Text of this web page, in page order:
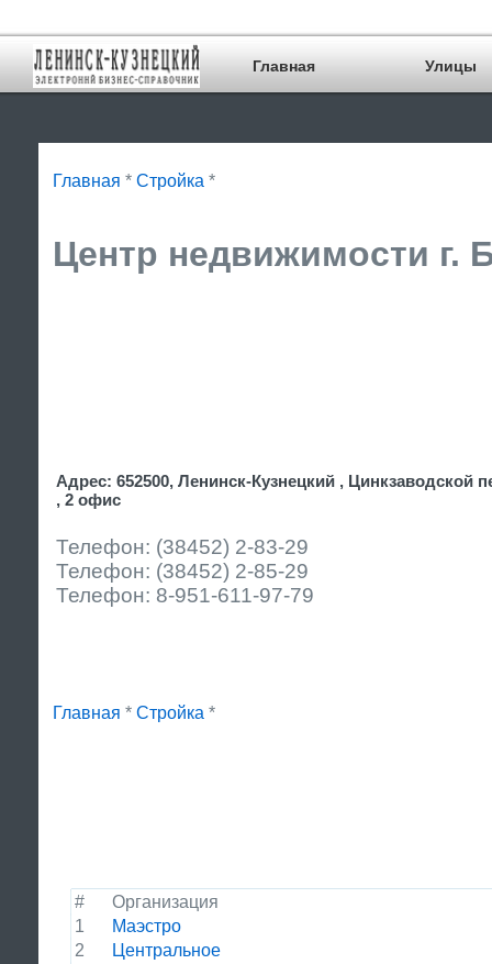
Главная Улицы
Главная * Стройка *
Центр недвижимости г.
Адрес: 652500, Ленинск-Кузнецкий , Цинкзаводской
, 2 офис
Телефон: (38452) 2-83-29
Телефон: (38452) 2-85-29
Телефон: 8-951-611-97-79
Главная * Стройка *
#
Организация
1
Маэстро
2
Центральное